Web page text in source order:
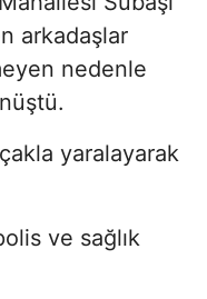
arkadaşlar
nedenle
yaralayarak
ve sağlık